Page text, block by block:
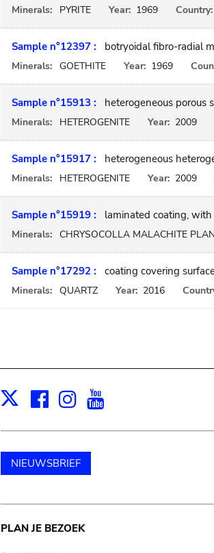
Minerals: PYRITE Year: 1969 Country:
Sample n°12397 : botryoidal fibro-radial
Minerals: GOETHITE Year: 1969
Sample n°15913 : heterogeneous porous
Minerals: HETEROGENITE Year: 2009
Sample n°15917 : heterogeneous
Minerals: HETEROGENITE Year: 2009
Sample n°15919 : laminated coating,
Minerals: CHRYSOCOLLA MALACHITE
Sample n°17292 : coating covering
Minerals: QUARTZ Year: 2016
X Facebook
Instagram
NIEUWSBRIEF
Main
PLAN JE BEZOEK